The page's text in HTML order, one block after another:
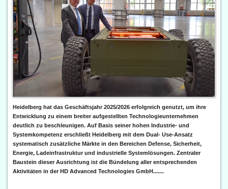
Heidelberg hat das Geschäftsjahr 2025/2026 erfolgreich genutzt, um ihre
Entwicklung zu einem breiter aufgestellten Technologieunternehmen
deutlich zu beschleunigen. Auf Basis seiner hohen Industrie- und
Systemkompetenz erschließt Heidelberg mit dem Dual- Use-Ansatz
systematisch zusätzliche Märkte in den Bereichen Defense, Sicherheit,
Energie, Ladeinfrastruktur und industrielle Systemlösungen. Zentraler
Baustein dieser Ausrichtung ist die Bündelung aller entsprechenden
Aktivitäten in der HD Advanced Technologies GmbH.......